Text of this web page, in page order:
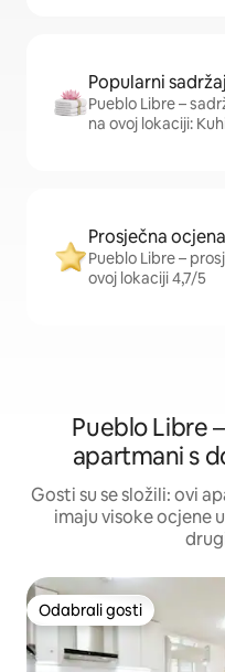
Popularni
Pueblo Libre –
na ovoj lokaciji:
Prosječna
Pueblo Libre –
ovoj lokaciji 4,7/5
Pueblo Libre
apartmani s
Gosti su se složili: ovi
imaju visoke ocjene
Odabrali gosti
Odabrali gosti